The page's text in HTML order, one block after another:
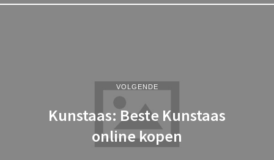
VOLGENDE
Kunstaas: Beste Kunstaas
online kopen